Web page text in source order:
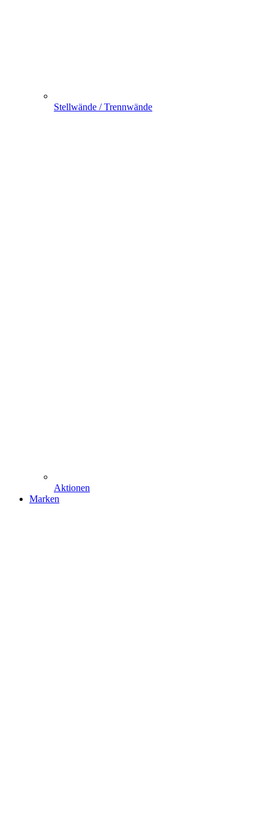
Stellwände / Trennwände
Aktionen
Marken